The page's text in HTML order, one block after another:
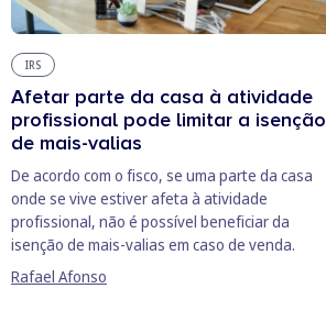
IRS
Afetar parte da casa à atividade
profissional pode limitar a isenção
de mais-valias
De acordo com o fisco, se uma parte da casa
onde se vive estiver afeta à atividade
profissional, não é possível beneficiar da
isenção de mais-valias em caso de venda.
Rafael Afonso